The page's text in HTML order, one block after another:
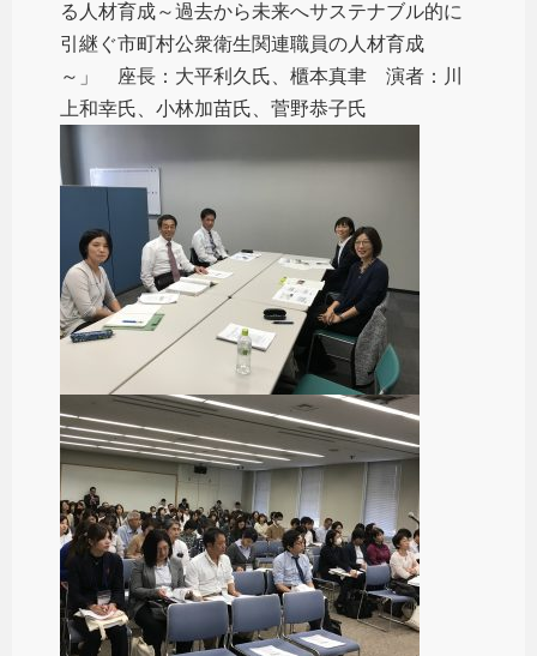
る人材育成～過去から未来へサステナブル的に
引継ぐ市町村公衆衛生関連職員の人材育成
～」 座長：大平利久氏、櫃本真聿 演者：川
上和幸氏、小林加苗氏、菅野恭子氏